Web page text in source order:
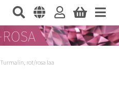
Turmalin, rot/rosa Iaa